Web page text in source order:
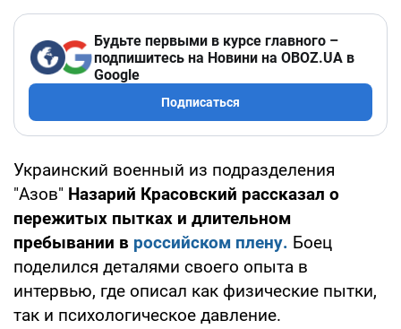
Будьте первыми в курсе главного –
подпишитесь на Новини на OBOZ.UA в
Google
Подписаться
Украинский военный из подразделения
"Азов" Назарий Красовский рассказал о
пережитых пытках и длительном
пребывании в российском плену. Боец
поделился деталями своего опыта в
интервью, где описал как физические пытки,
так и психологическое давление.